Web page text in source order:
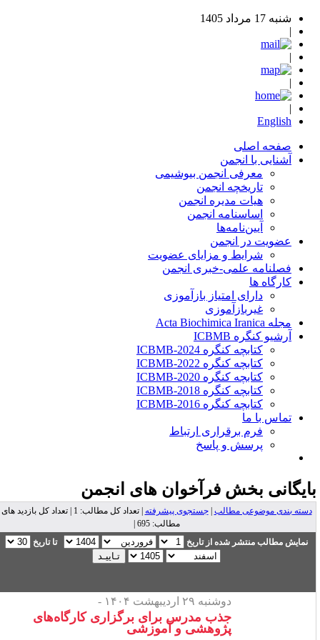
شنبه 17 مرداد 1405
English
صفحه اصلی
آشنایی با انجمن
معرفی انجمن بیوشیمی
تاریخچه انجمن
هیات مدیره انجمن
اساسنامه‌ انجمن
آیین‌نامه‌ها
عضویت در انجمن
شرایط و مزایای عضویت
فصلنامه علمی-خبری انجمن
کارگاه ها
دارای امتیاز بازآموزی
غیربازآموزی
مجله Acta Biochimica Iranica
آرشیو کنگره ICBMB
کتابچه کنگره ICBMB-2024
کتابچه کنگره ICBMB-2022
کتابچه کنگره ICBMB-2020
کتابچه کنگره ICBMB-2018
کتابچه کنگره ICBMB-2016
تماس با ما
فرم برقراری ارتباط
پرسش و پاسخ
بخشفرآخوان های انجمن
دسته بندی موضوعی مطالب|جستجوی پیشرفته
| تعداد کل مطالب: 1 | تعداد کل بازدید های
مطالب: 695 |
نمایش مطالب منتشر شده از تاریخ
تا تاریخ
دوشنبه ۲۹ اردیبهشت ۱۴۰۴ -
جذب مدرس برای برگزاری کارگاه‌های
پژوهشی و آموزشی